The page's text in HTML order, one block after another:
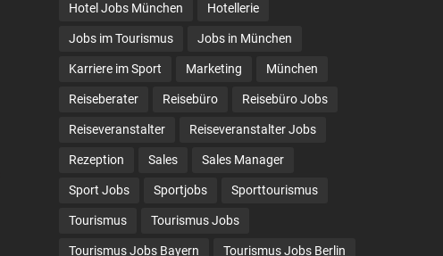
Hotel Jobs München Hotellerie
Jobs im Tourismus Jobs in München
Karriere im Sport Marketing München
Reiseberater Reisebüro Reisebüro Jobs
Reiseveranstalter Reiseveranstalter Jobs
Rezeption Sales Sales Manager
Sport Jobs Sportjobs Sporttourismus
Tourismus Tourismus Jobs
Tourismus Jobs Bayern Tourismus Jobs Berlin